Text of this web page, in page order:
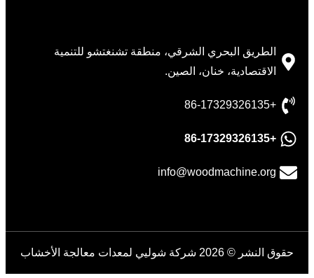
الطريق البحري الشرقي، منطقة تشنغتشو للتنمية
الاقتصادية، خنان، الصين.
+86-17329326135
+86-17329326135
info@woodmachine.org
حقوق النشر © 2026 شركة شوليي لمعدات معالجة الأخشاب
Email